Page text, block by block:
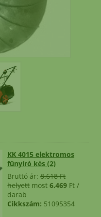
KK 4015 elektromos
fűnyíró kés (2)
Bruttó ár: 8.618 Ft
helyett most 6.469 Ft /
darab
Cikkszám: 51095354
MTD kések,
garancia
2026 július
adunk!
nincs